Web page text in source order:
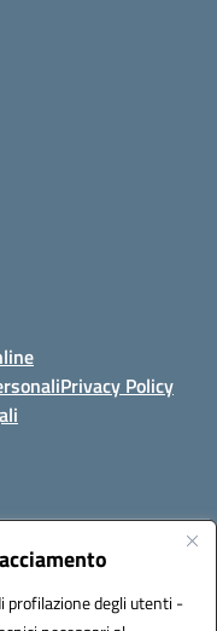
degli utenti -
Privacy Policy
- Palermo